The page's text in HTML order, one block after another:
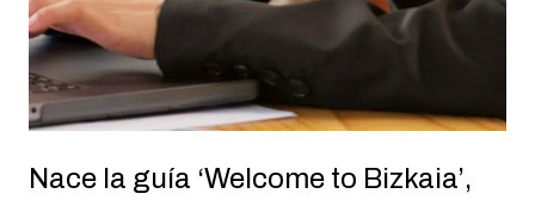
Nace la guía ‘Welcome to Bizkaia’,